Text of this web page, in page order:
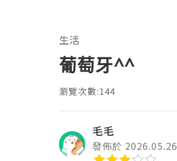
生活
葡萄牙^^
瀏覽次數:144
毛毛
發佈於 2026.05.26